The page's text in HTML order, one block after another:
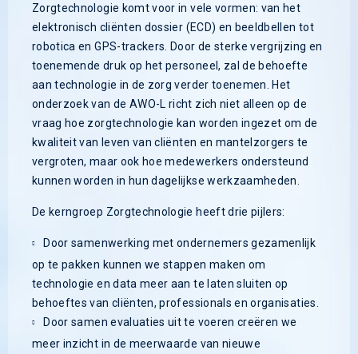
Zorgtechnologie komt voor in vele vormen: van het
elektronisch cliënten dossier (ECD) en beeldbellen tot
robotica en GPS-trackers. Door de sterke vergrijzing en
toenemende druk op het personeel, zal de behoefte
aan technologie in de zorg verder toenemen. Het
onderzoek van de AWO-L richt zich niet alleen op de
vraag hoe zorgtechnologie kan worden ingezet om de
kwaliteit van leven van cliënten en mantelzorgers te
vergroten, maar ook hoe medewerkers ondersteund
kunnen worden in hun dagelijkse werkzaamheden.
De kerngroep Zorgtechnologie heeft drie pijlers:
Door samenwerking met ondernemers gezamenlijk
op te pakken kunnen we stappen maken om
technologie en data meer aan te laten sluiten op
behoeftes van cliënten, professionals en organisaties.
Door samen evaluaties uit te voeren creëren we
meer inzicht in de meerwaarde van nieuwe